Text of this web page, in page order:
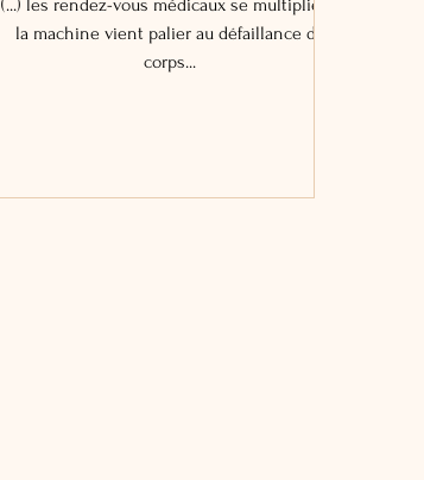
(...) les rendez-vous médicaux se multiplient,
la machine vient palier au défaillance du
corps...